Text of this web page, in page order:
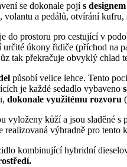
se dokonale pojís
volantu a pedálů, otvírání
do prostoru pro cestující v
úkony řidiče (příchod na
tak překračuje obvyklý chlad
působí velice lehce. Tento
je každé sedadlo vybaveno
dokonale využitému rozvoru
vyloženy kůží a jsou sladěné
výhradně pro tento
kombinující hybridní